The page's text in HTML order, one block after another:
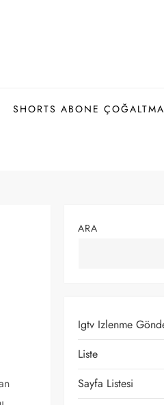
SHORTS ABONE
ARA
Igtv Izlenme
Liste
Sayfa Listesi